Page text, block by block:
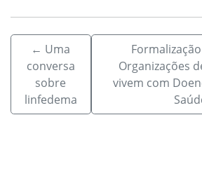
← Uma
conversa
sobre
linfedema
Organizações
vivem com